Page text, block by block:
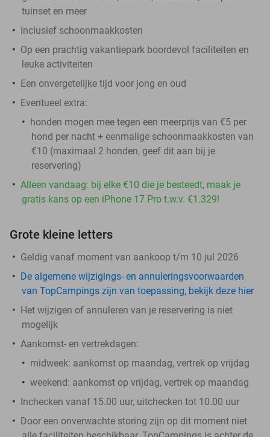
tuinset en meer
Inclusief schoonmaakkosten
Op een prachtig vakantiepark boordevol faciliteiten en
leuke activiteiten
Een onvergetelijke tijd voor jong en oud
Eventueel extra:
honden mogen mee tegen een meerprijs van €5 per
hond per nacht + eenmalige schoonmaakkosten van
€10 (maximaal 2 honden, geef dit aan bij je
reservering)
Alleen vandaag: bij elke €10 die je besteedt, maak je
gratis kans op een iPhone 17 Pro t.w.v. €1.329!
Grote kleine letters
Geldig vanaf moment van aankoop t/m 10 jul 2026
De algemene wijzigings- en annuleringsvoorwaarden
van TopCampings zijn van toepassing, bekijk deze hier
Het wijzigen of annuleren van je reservering is niet
mogelijk
Aankomst- en vertrekdagen:
midweek: aankomst op maandag, vertrek op vrijdag
weekend: aankomst op vrijdag, vertrek op maandag
Inchecken vanaf 15.00 uur, uitchecken tot 10.00 uur
Door een onverwachte storing zijn op dit moment niet